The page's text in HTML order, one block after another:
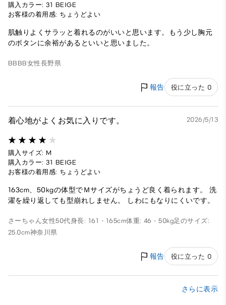
購入カラー: 31 BEIGE
お客様の着用感: ちょうどよい
肌触りよくサラッと着れるのがいいと思います。もう少し胸元
のボタンに余裕があるといいと思いました。
BBBB女性長野県
報告 役に立った 0
着心地がよくお気に入りです。 2026/5/13
購入サイズ: M
購入カラー: 31 BEIGE
お客様の着用感: ちょうどよい
163cm、50kgの体型でＭサイズがちょうど良く着られます。 洗
濯を繰り返しても型崩れしません。 しわにもなりにくいです。
さーちゃん女性50代身長: 161 - 165cm体重: 46 - 50kg足のサイズ:
25.0cm神奈川県
報告 役に立った 0
さらに表示